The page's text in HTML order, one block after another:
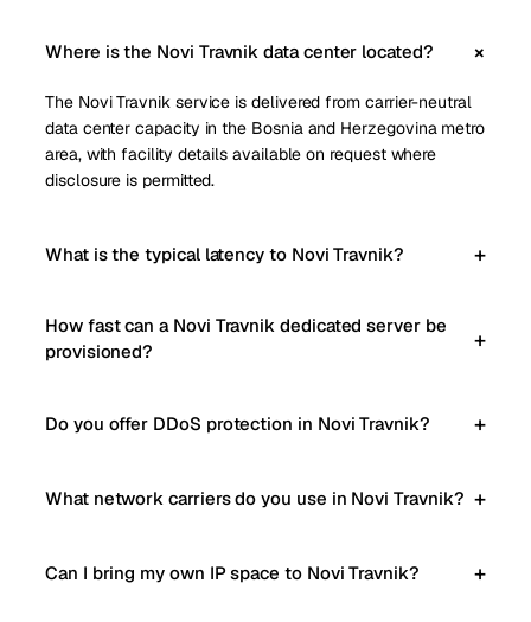
Where is the Novi Travnik data center located?
The Novi Travnik service is delivered from carrier-neutral
data center capacity in the Bosnia and Herzegovina metro
area, with facility details available on request where
disclosure is permitted.
What is the typical latency to Novi Travnik?
How fast can a Novi Travnik dedicated server be
provisioned?
Do you offer DDoS protection in Novi Travnik?
What network carriers do you use in Novi Travnik?
Can I bring my own IP space to Novi Travnik?